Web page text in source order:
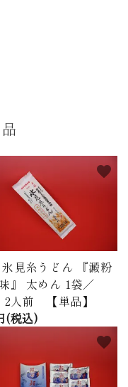
見糸うどん 『澱粉
』 太めん 1袋／
2人前 【単品】
(税込)
favorite
favorite